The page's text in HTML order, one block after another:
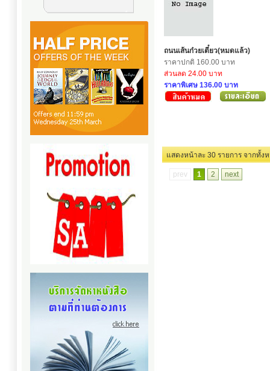
ถนนเส้นก๋วยเตี๋ยว(หมดแล้ว)
ราคาปกติ 160.00 บาท
ส่วนลด 24.00 บาท
ราคาพิเศษ 136.00 บาท
แสดงหน้าละ 30 รายกา
prev 1 2 next